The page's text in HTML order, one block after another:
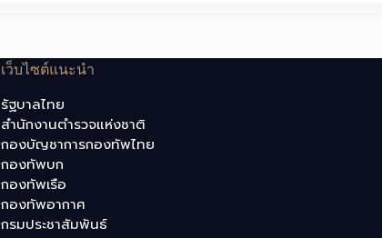
เว็บไซต์แนะนำ
รัฐบาลไทย
สำนักงานตำรวจแห่งชาติ
กองบัญชาการกองทัพไทย
กองทัพบก
กองทัพเรือ
กองทัพอากาศ
กรมประชาสัมพันธ์